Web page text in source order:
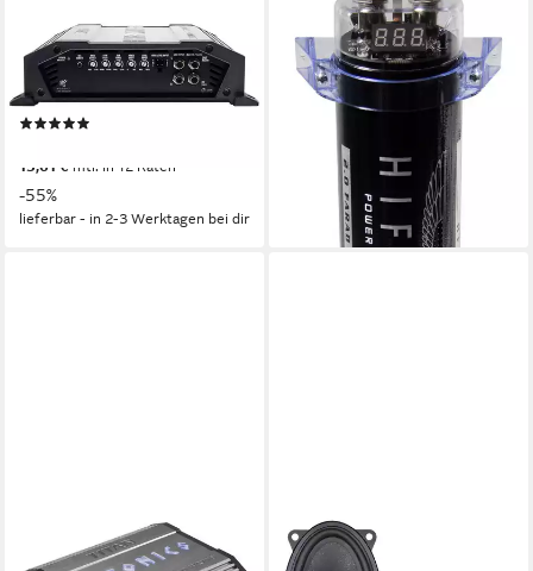
Digital Verstärker Monoblock
Endverstärker (Anzahl Kanäle:
1)
13,61 € mtl. in 12 Raten
-55%
lieferbar - in 2-3 Werktagen bei dir
HFC2000, 2.0 Farad
Pufferkondensator
Endverstärker
ab 79,00 €
99,00 €
lieferbar - in 2-3 Werktagen bei dir